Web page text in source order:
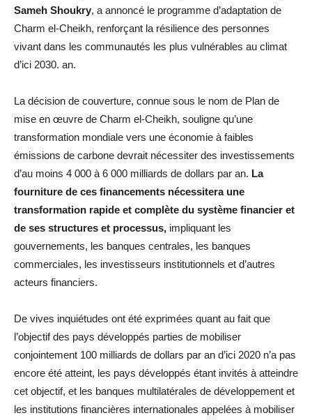
Sameh Shoukry, a annoncé le programme d’adaptation de
Charm el-Cheikh, renforçant la résilience des personnes
vivant dans les communautés les plus vulnérables au climat
d’ici 2030. an.
La décision de couverture, connue sous le nom de Plan de
mise en œuvre de Charm el-Cheikh, souligne qu’une
transformation mondiale vers une économie à faibles
émissions de carbone devrait nécessiter des investissements
d’au moins 4 000 à 6 000 milliards de dollars par an. La
fourniture de ces financements nécessitera une
transformation rapide et complète du système financier et
de ses structures et processus, impliquant les
gouvernements, les banques centrales, les banques
commerciales, les investisseurs institutionnels et d’autres
acteurs financiers.
De vives inquiétudes ont été exprimées quant au fait que
l’objectif des pays développés parties de mobiliser
conjointement 100 milliards de dollars par an d’ici 2020 n’a pas
encore été atteint, les pays développés étant invités à atteindre
cet objectif, et les banques multilatérales de développement et
les institutions financières internationales appelées à mobiliser